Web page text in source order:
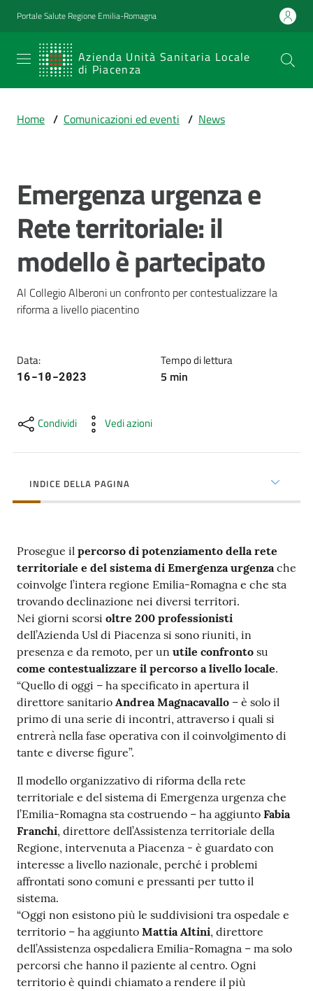
Vai al contenuto
Vai alla navigazione
Vai al footer
Portale Salute Regione Emilia-Romagna
Azienda Unità Sanitaria Locale
di Piacenza
SERVIZIO
SANITARIO
Emilia-
Sanitaria Locale
di Piacenza
Prestazioni
e
percorsi
di
cura
Come
territorio
Studiare
a
Piacenza
Costruiamo
Salute
Novità
Scuole
Imprese
ed Enti
Seguici
su
Home / Comunicazioni ed eventi / News
Salta al contenuto
Emergenza urgenza e
Rete territoriale: il
modello è partecipato
Al Collegio Alberoni un confronto per contestualizzare la
riforma a livello piacentino
Data:
16-10-2023
Tempo di lettura
5 min
Condividi Vedi azioni
INDICE DELLA PAGINA
Prosegue il percorso di potenziamento della rete
territoriale e del sistema di Emergenza urgenzache
coinvolge l’intera regione Emilia-Romagna e che sta
trovando declinazione nei diversi territori.
Nei giorni scorsi oltre 200 professionisti
dell’Azienda Usl di Piacenza si sono riuniti, in
presenza e da remoto, per un utile confronto su
come contestualizzare il percorso a livello locale.
“Quello di oggi – ha specificato in apertura il
direttore sanitario Andrea Magnacavallo – è solo il
primo di una serie di incontri, attraverso i quali si
entrerà nella fase operativa con il coinvolgimento di
tante e diverse figure”.
Il modello organizzativo di riforma della rete
territoriale e del sistema di Emergenza urgenza che
l’Emilia-Romagna sta costruendo – ha aggiunto Fabia
Franchi, direttore dell’Assistenza territoriale della
Regione, intervenuta a Piacenza - è guardato con
interesse a livello nazionale, perché i problemi
affrontati sono comuni e pressanti per tutto il
sistema.
“Oggi non esistono più le suddivisioni tra ospedale e
territorio – ha aggiunto Mattia Altini, direttore
dell’Assistenza ospedaliera Emilia-Romagna – ma solo
percorsi che hanno il paziente al centro. Ogni
territorio è quindi chiamato a rendere il più